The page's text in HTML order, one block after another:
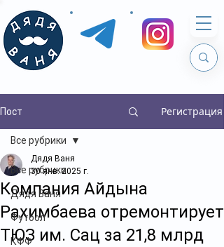
Пост Регистрация
Все рубрики
Дядя Ваня
Футбол
КФФ
Все рубрики
Компания Айдына
Рахимбаева отремонтирует
ТЮЗ им. Сац за 21,8 млрд
Дядя Ваня
30 янв. 2025 г.